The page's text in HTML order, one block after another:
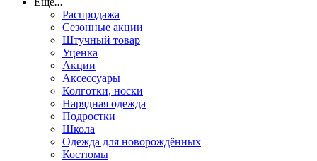
Распродажа
Сезонные акции
Штучный товар
Уценка
Акции
Аксессуары
Колготки, носки
Нарядная одежда
Подростки
Школа
Одежда для новорождённых
Костюмы